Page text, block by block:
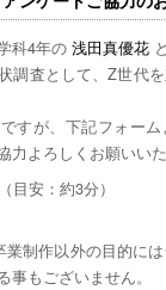
科4年の 浅田真優花と
調査として、Z世代
すが、下記フォー
力よろしくお願いい
目安：約3分）
制作以外の目的には
事もございません。